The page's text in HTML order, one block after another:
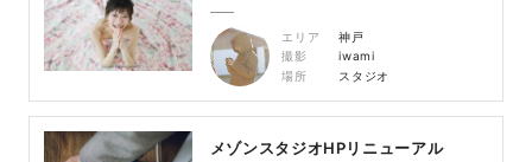
エリア
神戸
撮影
iwami
場所
スタジオ
メゾンスタジオHPリニューアル